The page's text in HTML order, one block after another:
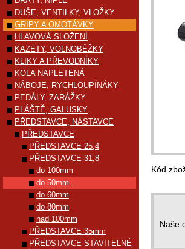
Kód
Naše
DUŠE, VENTILKY, VLOŽKY
GRIPY A OMOTÁVKY
HLAVOVÁ SLOŽENÍ
KAZETY, VOLNOBĚŽKY
KLIKY A PŘEVODNÍKY
KOLA NAPLETENÁ
NÁBOJE, RYCHLOUPÍNÁKY
PEDÁLY, ZARÁŽKY
PLÁŠTĚ, GALUSKY
PŘEDSTAVCE, NÁSTAVCE
PŘEDSTAVCE
PŘEDSTAVCE 25,4
PŘEDSTAVCE 31,8
do 100mm
do 50mm
do 60mm
do 80mm
nad 100mm
PŘEDSTAVCE 35mm
PŘEDSTAVCE STAVITELNÉ